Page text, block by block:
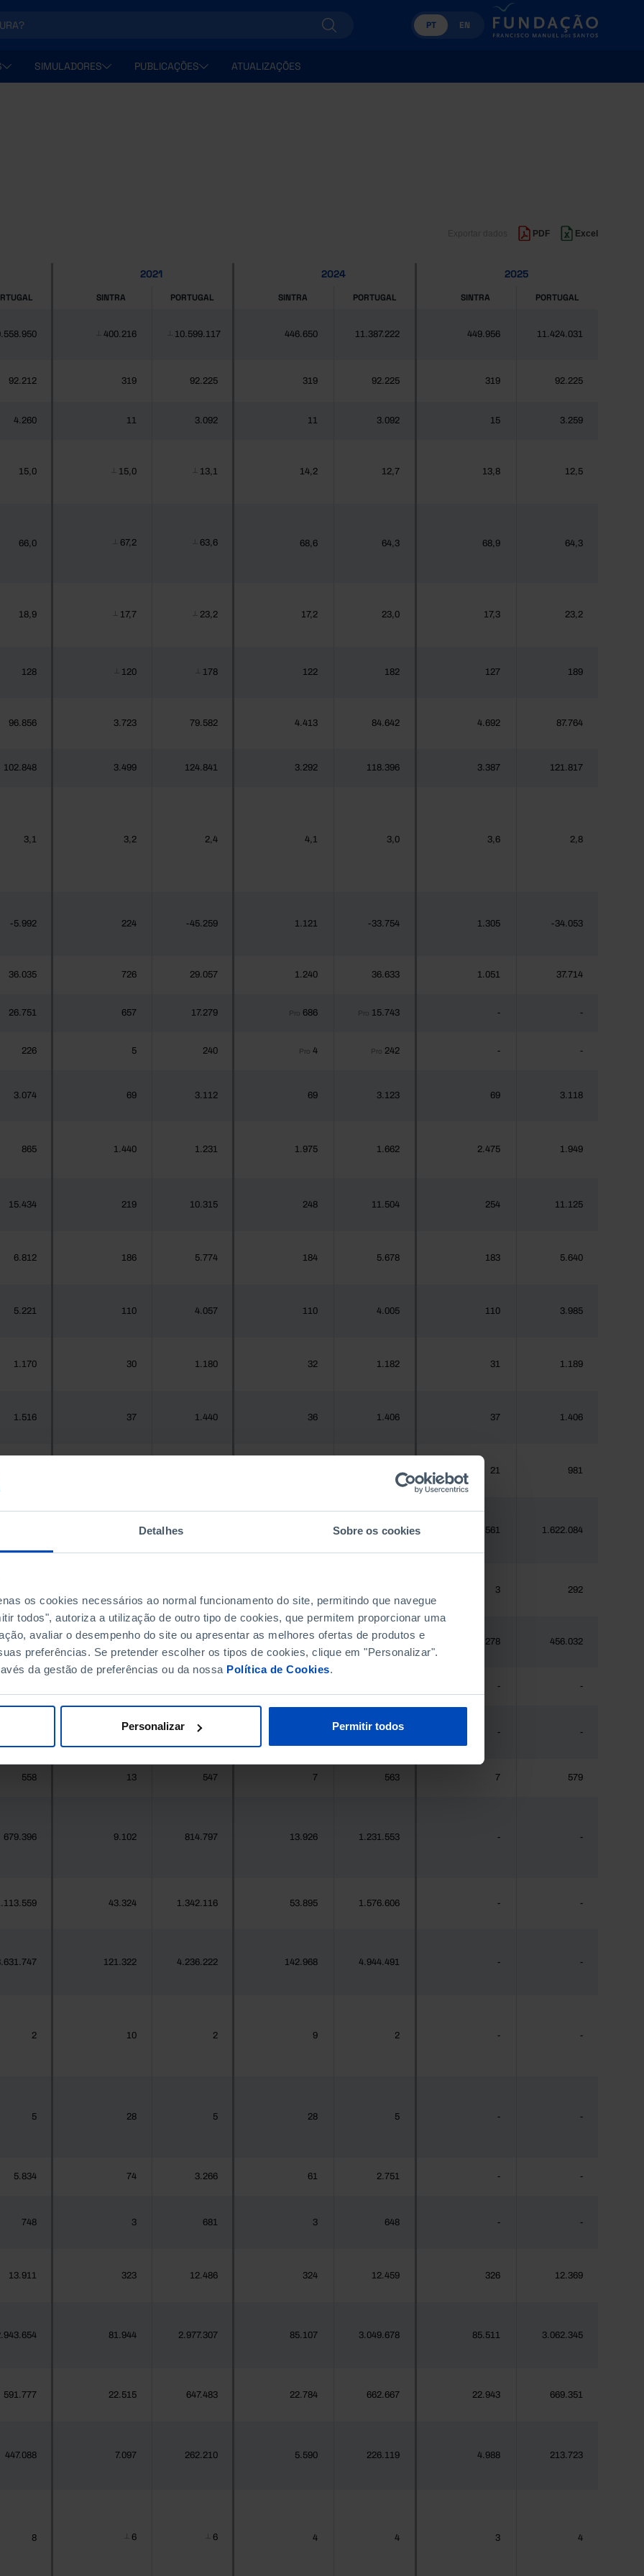
Detalhes Sobre os cookies
os cookies necessários ao normal funcionamento do site, permitindo que navegue
todos", autoriza a utilização de outro tipo de cookies, que permitem proporcionar uma
avaliar o desempenho do site ou apresentar as melhores ofertas de produtos e
preferências. Se pretender escolher os tipos de cookies, clique em "Personalizar".
da gestão de preferências ou da nossa Política de Cookies.
Personalizar Permitir todos
PT EN
SIMULADORES PUBLICAÇÕES ATUALIZAÇÕES
PDF Excel
2021 2024 2025
SINTRA PORTUGAL SINTRA PORTUGAL SINTRA PORTUGAL
400.216 10.599.117 446.650 11.387.222 449.956 11.424.031
92.212 319 92.225 319 92.225 319 92.225
4.260 11 3.092 11 3.092 15 3.259
15,0 15,0 13,1 14,2 12,7 13,8 12,5
66,0 67,2 63,6 68,6 64,3 68,9 64,3
18,9 17,7 23,2 17,2 23,0 17,3 23,2
128 120 178 122 182 127 189
96.856 3.723 79.582 4.413 84.642 4.692 87.764
102.848 3.499 124.841 3.292 118.396 3.387 121.817
3,1 3,2 2,4 4,1 3,0 3,6 2,8
-5.992 224 -45.259 1.121 -33.754 1.305 -34.053
36.035 726 29.057 1.240 36.633 1.051 37.714
26.751 657 17.279 Pro 686 Pro 15.743 - -
226 5 240 Pro 4 Pro 242 - -
3.074 69 3.112 69 3.123 69 3.118
865 1.440 1.231 1.975 1.662 2.475 1.949
15.434 219 10.315 248 11.504 254 11.125
6.812 186 5.774 184 5.678 183 5.640
5.221 110 4.057 110 4.005 110 3.985
1.170 30 1.180 32 1.182 31 1.189
1.516 37 1.440 36 1.406 37 1.406
970 21 981
1.575.679 1.620.555 59.561 1.622.084
3 292
396.268 190 411.995 891 448.235 1.278 456.032
- -
298 24.469 44.941 - -
558 13 547 7 563 7 579
679.396 9.102 814.797 13.926 1.231.553 - -
43.324 1.342.116 53.895 1.576.606 - -
121.322 4.236.222 142.968 4.944.491 - -
2 10 2 9 2 - -
5 28 5 28 5 - -
5.834 74 3.266 61 2.751 - -
748 3 681 3 648 - -
13.911 323 12.486 324 12.459 326 12.369
81.944 2.977.307 85.107 3.049.678 85.511 3.062.345
591.777 22.515 647.483 22.784 662.667 22.943 669.351
447.088 7.097 262.210 5.590 226.119 4.988 213.723
8 6 6 4 4 3 4